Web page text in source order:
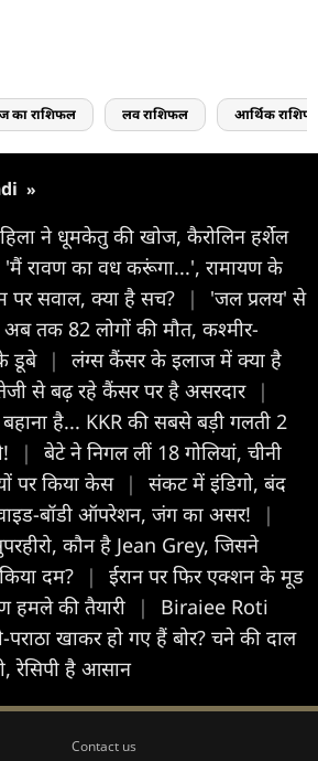
का राशिफल लव राशिफल आर्थिक
»
ने धूमकेतु की खोज, कैरोलिन हर्शेल
'मैं रावण का वध करूंगा...', रामायण के
पर सवाल, क्या है सच?
|
'जल प्रलय' से
तक 82 लोगों की मौत, कश्मीर-
डूबे |
लंग्स कैंसर के इलाज में क्या है
से बढ़ रहे कैंसर पर है असरदार |
बहाना है... KKR की सबसे बड़ी गलती 2
|
बेटे ने निगल लीं 18 गोलियां, चीनी
पर किया केस |
संकट में इंडिगो, बंद
बॉडी ऑपरेशन, जंग का असर!
|
कौन है Jean Grey, जिसने
दम?
|
ईरान पर फिर एक्शन के मूड
हमले की तैयारी
|
Biraiee Roti
पराठा खाकर हो गए हैं बोर? चने की दाल
रेसिपी है आसान
Contact us